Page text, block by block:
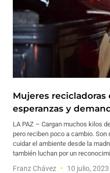
Mujeres
esperanzas y
LA PAZ – Cargan muchos kilos
pero reciben poco a cambio.
cuidar el ambiente desde la
también luchan por un
Franz Chávez 10 julio, 2023